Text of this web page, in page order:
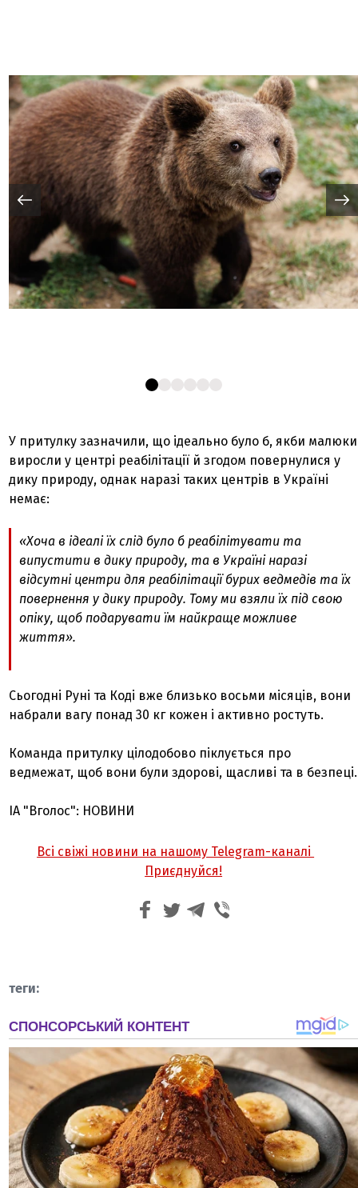
У притулку зазначили, що ідеально було б, якби малюки
виросли у центрі реабілітації й згодом повернулися у
дику природу, однак наразі таких центрів в Україні
немає:
«Хоча в ідеалі їх слід було б реабілітувати та
випустити в дику природу, та в Україні наразі
відсутні центри для реабілітації бурих ведмедів та їх
повернення у дику природу. Тому ми взяли їх під свою
опіку, щоб подарувати їм найкраще можливе
життя».
Сьогодні Руні та Коді вже близько восьми місяців, вони
набрали вагу понад 30 кг кожен і активно ростуть.
Команда притулку цілодобово піклується про
ведмежат, щоб вони були здорові, щасливі та в безпеці.
ІА "Вголос": НОВИНИ
Всі свіжі новини на нашому Telegram-каналі
Приєднуйся!